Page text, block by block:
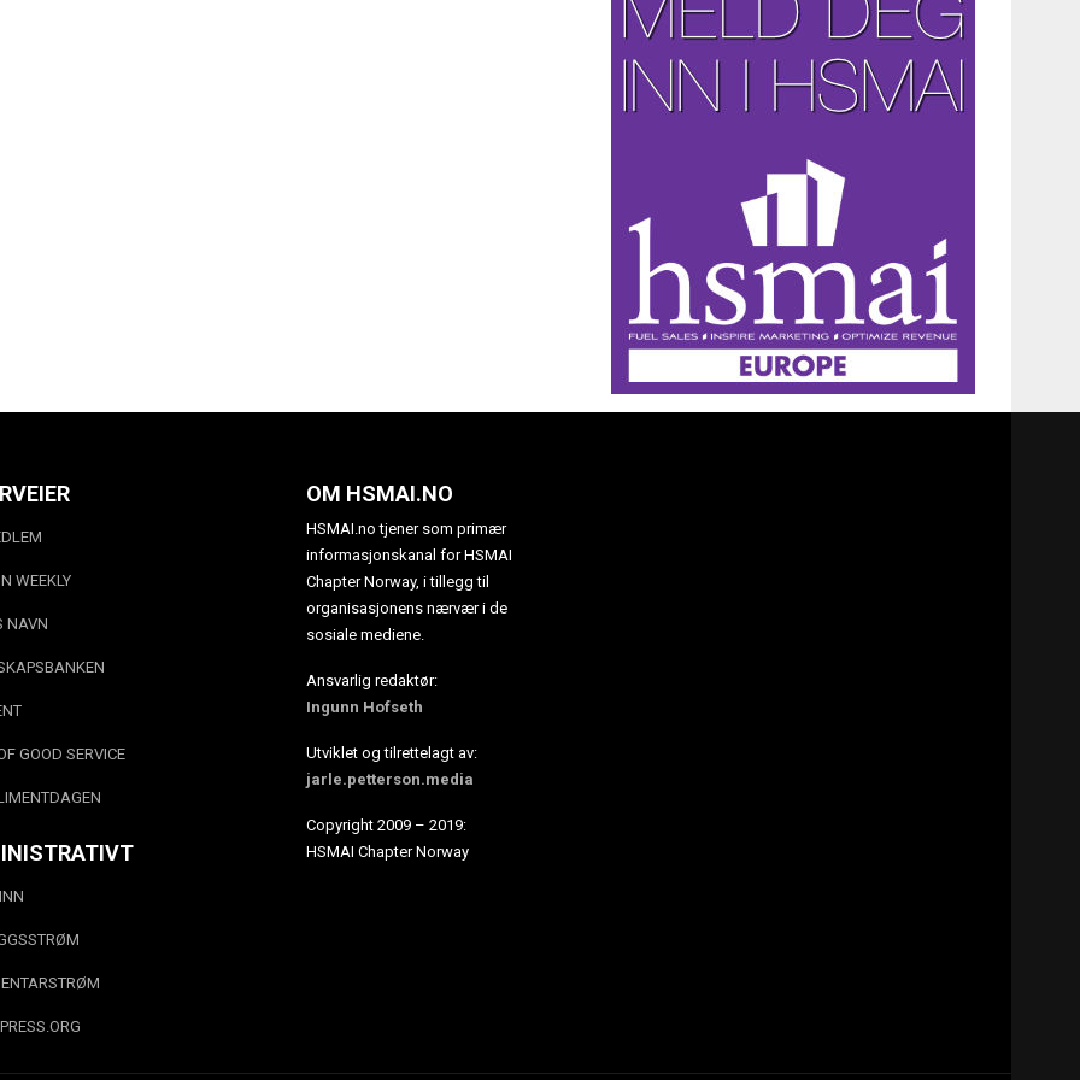
WEEKLY
NAVN
GOOD SERVICE
OM HSMAI.NO
HSMAI.no tjener som primær
informasjonskanal for HSMAI
Chapter Norway, i tillegg til
organisasjonens nærvær i de
sosiale mediene.
Ansvarlig redaktør:
Ingunn Hofseth
Utviklet og tilrettelagt av:
jarle.petterson.media
Copyright 2009 – 2019:
HSMAI Chapter Norway